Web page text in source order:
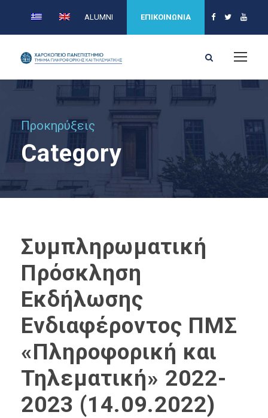
ALUMNI ΕΠΙΚΟΙΝΩΝΙΑ
Προκηρύξεις
Category
Συμπληρωματική
Πρόσκληση
Εκδήλωσης
Ενδιαφέροντος ΠΜΣ
«Πληροφορική και
Τηλεματική» 2022-
2023 (14.09.2022)